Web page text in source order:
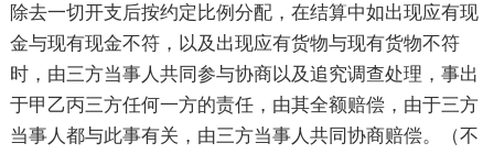
除去一切开支后按约定比例分配，在结算中如出现应有现
金与现有现金不符，以及出现应有货物与现有货物不符
时，由三方当事人共同参与协商以及追究调查处理，事出
于甲乙丙三方任何一方的责任，由其全额赔偿，由于三方
当事人都与此事有关，由三方当事人共同协商赔偿。（不